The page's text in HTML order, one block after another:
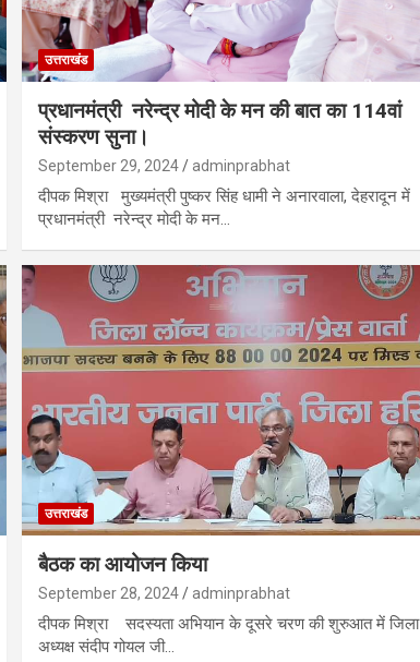
उत्तराखंड
प्रधानमंत्री नरेन्द्र मोदी के मन की बात का 114वां
संस्करण सुना।
September 29, 2024 adminprabhat
दीपक मिश्रा मुख्यमंत्री पुष्कर सिंह धामी ने अनारवाला, देहरादून में
प्रधानमंत्री नरेन्द्र मोदी के मन…
उत्तराखंड
बैठक का आयोजन किया
September 28, 2024 adminprabhat
दीपक मिश्रा सदस्यता अभियान के दूसरे चरण की शुरुआत में जिला
अध्यक्ष संदीप गोयल जी…